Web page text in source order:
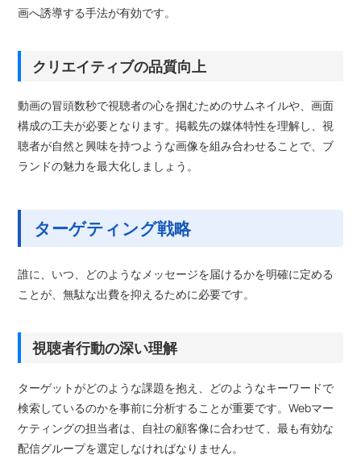
画へ誘導する手法が有効です。
クリエイティブの品質向上
動画の冒頭数秒で視聴者の心を掴むためのサムネイルや、画面
構成の工夫が必要となります。掲載先の媒体特性を理解し、視
聴者が自然と興味を持つような画像を組み合わせることで、ブ
ランドの魅力を最大化しましょう。
ターゲティング戦略
誰に、いつ、どのようなメッセージを届けるかを明確に定める
ことが、無駄な出費を抑えるために必要です。
視聴者行動の深い理解
ターゲットがどのような課題を抱え、どのようなキーワードで
検索しているのかを事前に分析することが重要です。Webマー
ケティングの担当者は、自社の顧客像に合わせて、最も有効な
配信グループを選定しなければなりません。